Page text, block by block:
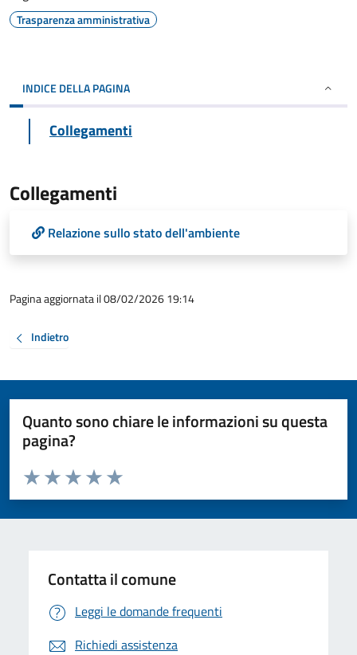
Trasparenza amministrativa
INDICE DELLA PAGINA
Collegamenti
Collegamenti
Relazione sullo stato dell'ambiente
Pagina aggiornata il 08/02/2026 19:14
Indietro
Quanto sono chiare le informazioni su questa
pagina?
Valuta da 1 a 5 stelle la pagina
Valuta 5 stelle su 5
Valuta 4 stelle su 5
Valuta 3 stelle su 5
Valuta 2 stelle su 5
Valuta 1 stelle su 5
Contatta il comune
Leggi le domande frequenti
Richiedi assistenza